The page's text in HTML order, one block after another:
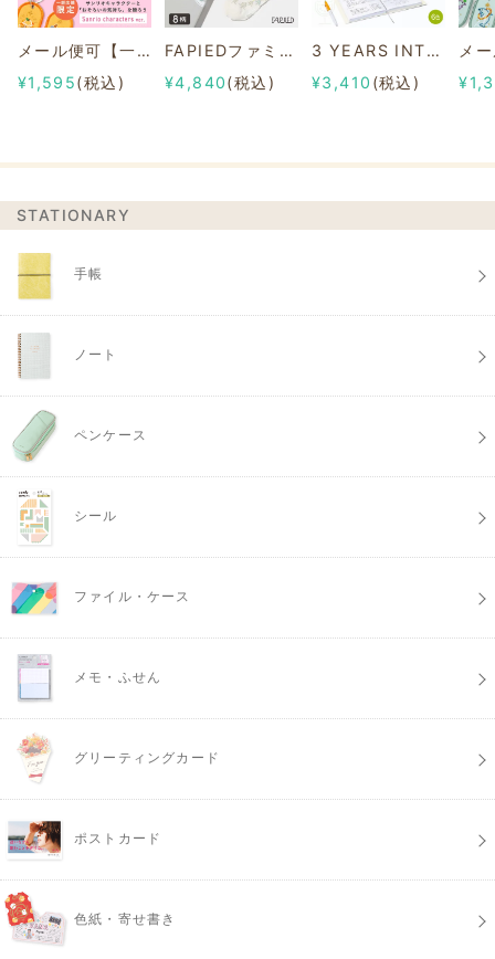
メール便可【一部店舗限定】2/8b PAIR KEY RING Sanrio characters ver.
¥1,595(税込)
FAPIEDファミリーソックスセット 総柄
¥4,840(税込)
3 YEARS INTERVIEW DIARY
¥3,410 (税込)
STATIONARY
手帳
ノート
ペンケース
シール
ファイル・ケース
メモ・ふせん
グリーティングカード
ポストカード
色紙・寄せ書き